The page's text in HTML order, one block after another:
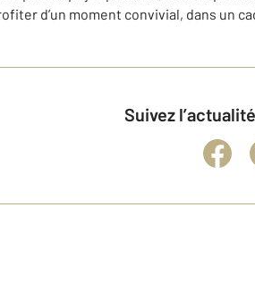
d’un moment convivial, dans un
Suivez